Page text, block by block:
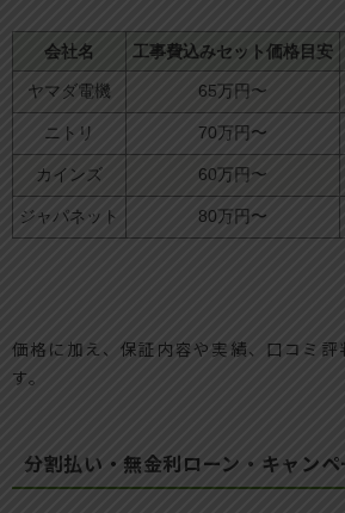
会社名 工事費込みセット価格目安
ヤマダ電機 65万円〜
ニトリ 70万円〜
カインズ 60万円〜
ジャパネット 80万円〜
価格に加え、保証内容や実績、口コミ評
す。
分割払い・無金利ローン・キャン